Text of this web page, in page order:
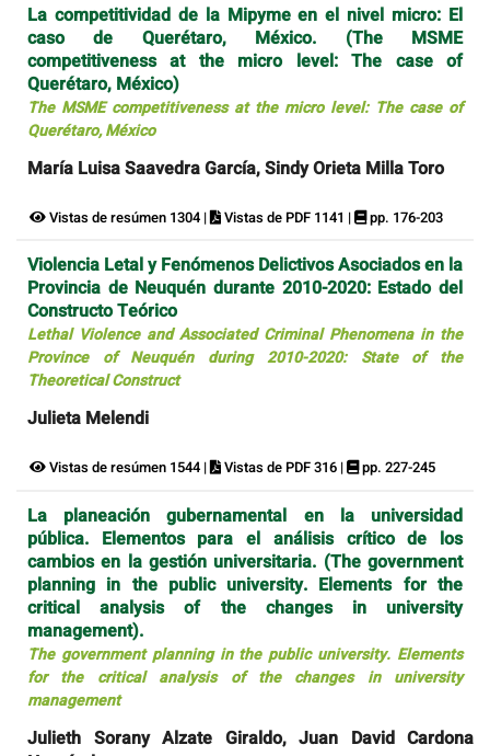
La competitividad de la Mipyme en el nivel micro: El
caso de Querétaro, México. (The MSME
competitiveness at the micro level: The case of
Querétaro, México)
The MSME competitiveness at the micro level: The case of
Querétaro, México
María Luisa Saavedra García, Sindy Orieta Milla Toro
Vistas de resúmen 1304 | Vistas de PDF 1141 | pp. 176-203
Violencia Letal y Fenómenos Delictivos Asociados en la
Provincia de Neuquén durante 2010-2020: Estado del
Constructo Teórico
Lethal Violence and Associated Criminal Phenomena in the
Province of Neuquén during 2010-2020: State of the
Theoretical Construct
Julieta Melendi
Vistas de resúmen 1544 | Vistas de PDF 316 | pp. 227-245
La planeación gubernamental en la universidad
pública. Elementos para el análisis crítico de los
cambios en la gestión universitaria. (The government
planning in the public university. Elements for the
critical analysis of the changes in university
management).
The government planning in the public university. Elements
for the critical analysis of the changes in university
management
Julieth Sorany Alzate Giraldo, Juan David Cardona